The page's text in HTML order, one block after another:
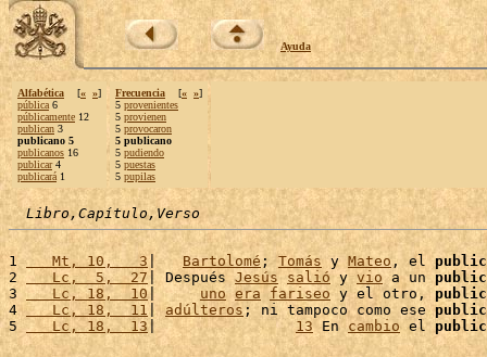
Ayuda
Alfabética [« »]
pública 6
públicamente 12
publican 3
publicano 5
publicanos 16
publicar4
publicará 1
Frecuencia [« »]
5 provenientes
5 provienen
5 provocaron
5 publicano
5 pudiendo
5 puestas
5 pupilas
Libro,Capítulo,Verso
1
   Mt, 10,   3
| Bartolomé ; Tomás y Mateo , el
2
   Lc,  5,  27
| Después Jesús salió y vio a un
3
   Lc, 18,  10
| uno era fariseo y el otro,
4
   Lc, 18,  11
| adúlteros; ni tampoco como ese
5
   Lc, 18,  13
| 13 En cambio el